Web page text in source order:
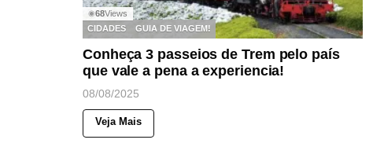
◉68Views
CIDADES
GUIA DE VIAGEM!
Conheça 3 passeios de Trem pelo país
que vale a pena a experiencia!
08/08/2025
Veja Mais